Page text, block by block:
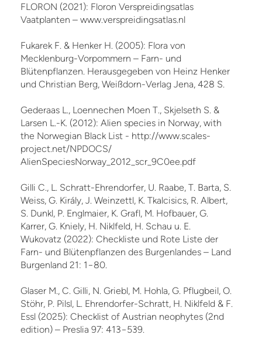
FLORON (2021): Floron Verspreidingsatlas
Vaatplanten – www.verspreidingsatlas.nl
Fukarek F. & Henker H. (2005): Flora von
Mecklenburg-Vorpommern – Farn- und
Blütenpflanzen. Herausgegeben von Heinz Henker
und Christian Berg, Weißdorn-Verlag Jena, 428 S.
Gederaas L., Loennechen Moen T., Skjelseth S. &
Larsen L.-K. (2012): Alien species in Norway, with
the Norwegian Black List - http://www.scales-
project.net/NPDOCS/
AlienSpeciesNorway_2012_scr_9C0ee.pdf
Gilli C., L. Schratt-Ehrendorfer, U. Raabe, T. Barta, S.
Weiss, G. Király, J. Weinzettl, K. Tkalcisics, R. Albert,
S. Dunkl, P. Englmaier, K. Grafl, M. Hofbauer, G.
Karrer, G. Kniely, H. Niklfeld, H. Schau u. E.
Wukovatz (2022): Checkliste und Rote Liste der
Farn- und Blütenpflanzen des Burgenlandes – Land
Burgenland 21: 1−80.
Glaser M., C. Gilli, N. Griebl, M. Hohla, G. Pflugbeil, O.
Stöhr, P. Pilsl, L. Ehrendorfer-Schratt, H. Niklfeld & F.
Essl (2025): Checklist of Austrian neophytes (2nd
edition) – Preslia 97: 413−539.